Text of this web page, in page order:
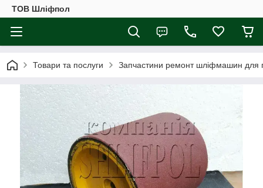
ТОВ Шліфпол
Товари та послуги Запчастини ремонт шліфмашин для